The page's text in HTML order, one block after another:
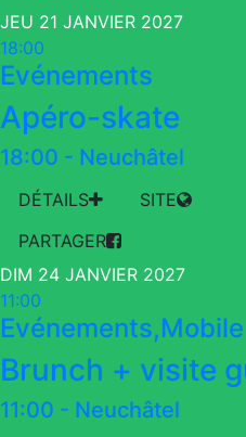
JEU 21 JANVIER 2027
18:00
Evénements
Apéro-skate
18:00 - Neuchâtel
DÉTAILS
SITE
PARTAGER
DIM 24 JANVIER 2027
11:00
Evénements,Mobile
Brunch + visite
11:00 - Neuchâtel